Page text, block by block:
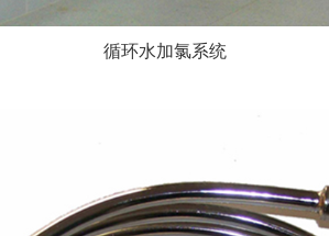
循环水加氯系统